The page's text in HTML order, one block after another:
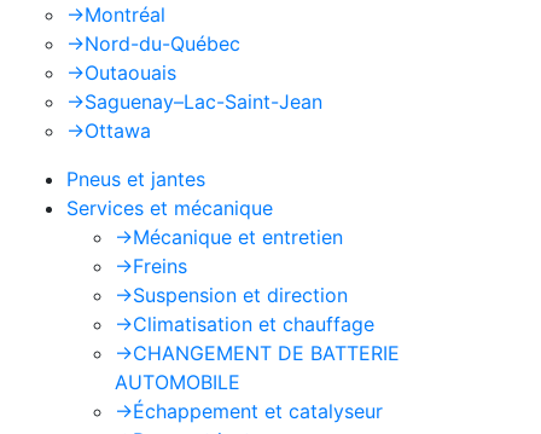
->Montréal
->Nord-du-Québec
->Outaouais
->Saguenay–Lac-Saint-Jean
->Ottawa
Pneus et jantes
Services et mécanique
->Mécanique et entretien
->Freins
->Suspension et direction
->Climatisation et chauffage
->CHANGEMENT DE BATTERIE
AUTOMOBILE
->Échappement et catalyseur